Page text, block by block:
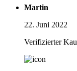
Martin
22. Juni 2022
Verifizierter